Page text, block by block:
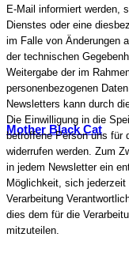
Mother Black Cat
E-Mail informiert werden,
Dienstes oder eine
im Falle von Änderungen
der technischen
Weitergabe der im
personenbezogenen
Newsletters kann durch
Die Einwilligung in die
betroffene Person uns für
widerrufen werden. Zum
in jedem Newsletter ein
Möglichkeit, sich
Verarbeitung
dies dem für die
mitzuteilen.